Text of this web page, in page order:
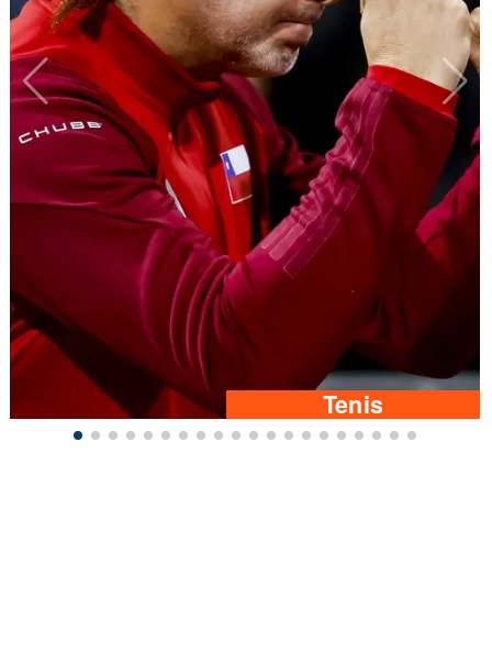
Tenis